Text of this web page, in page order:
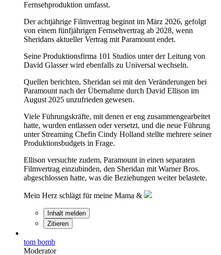
Fernsehproduktion umfasst.
Der achtjährige Filmvertrag beginnt im März 2026, gefolgt
von einem fünfjährigen Fernsehvertrag ab 2028, wenn
Sheridans aktueller Vertrag mit Paramount endet.
Seine Produktionsfirma 101 Studios unter der Leitung von
David Glasser wird ebenfalls zu Universal wechseln.
Quellen berichten, Sheridan sei mit den Veränderungen bei
Paramount nach der Übernahme durch David Ellison im
August 2025 unzufrieden gewesen.
Viele Führungskräfte, mit denen er eng zusammengearbeitet
hatte, wurden entlassen oder versetzt, und die neue Führung
unter Streaming Chefin Cindy Holland stellte mehrere seiner
Produktionsbudgets in Frage.
Ellison versuchte zudem, Paramount in einen separaten
Filmvertrag einzubinden, den Sheridan mit Warner Bros.
abgeschlossen hatte, was die Beziehungen weiter belastete.
Mein Herz schlägt für meine Mama &
Inhalt melden
Zitieren
tom bomb
Moderator